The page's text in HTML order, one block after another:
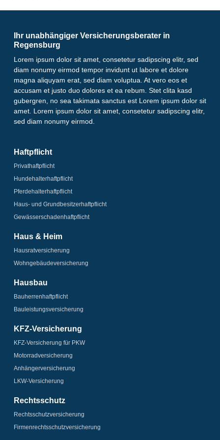
Ihr unabhängiger Versicherungsberater in
Regensburg
Lorem ipsum dolor sit amet, consetetur sadipscing elitr, sed
diam nonumy eirmod tempor invidunt ut labore et dolore
magna aliquyam erat, sed diam voluptua. At vero eos et
accusam et justo duo dolores et ea rebum. Stet clita kasd
gubergren, no sea takimata sanctus est Lorem ipsum dolor sit
amet. Lorem ipsum dolor sit amet, consetetur sadipscing elitr,
sed diam nonumy eirmod.
Haftpflicht
Privathaftpflicht
Hundehalter­haftpflicht
Pferdehalter­haftpflicht
Haus- und Grundbesitzer­haftpflicht
Gewässerschaden­­haftpflicht
Haus & Heim
Hausrat­versicherung
Wohngebäude­­versicherung
Hausbau
Bauherrenhaftpflicht
Bauleistungs­­versicherung
KFZ-Versicherung
KFZ-Versicherung für PKW
Motorrad­versicherung
Anhänger­­versicherung
LKW-Versicherung
Rechtsschutz
Rechtsschutz­versicherung
Firmenrechtsschutz­versicherung